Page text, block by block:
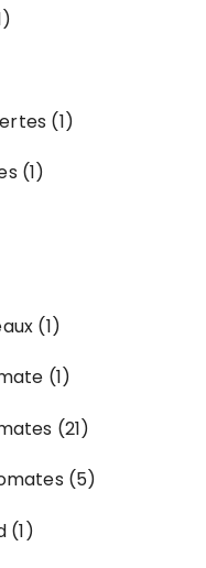
(1)
(1)
(1)
(1)
(21)
(5)
(1)